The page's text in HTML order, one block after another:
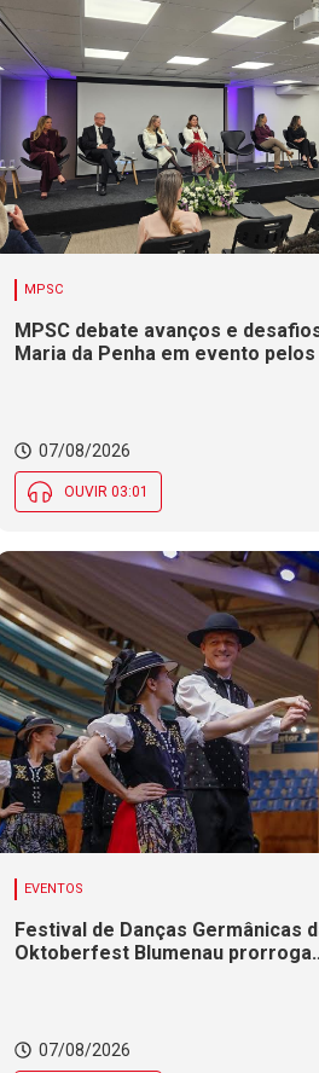
MPSC
MPSC debate avanços e
Maria da Penha em evento pelos
07/08/2026
OUVIR 03:01
EVENTOS
Festival de Danças Germânicas
Oktoberfest Blumenau prorroga
07/08/2026